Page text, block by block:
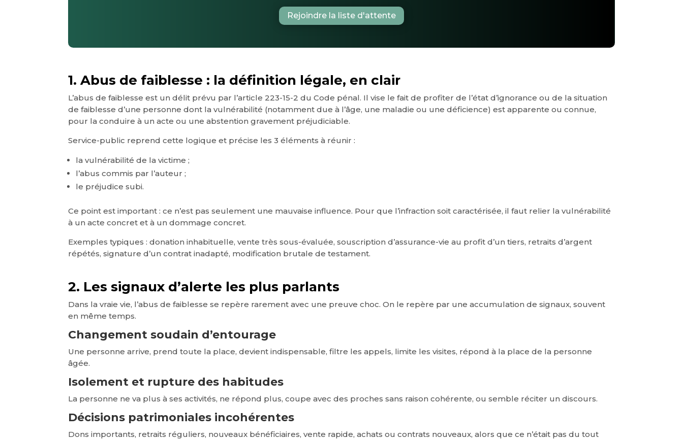
Rejoindre la liste d'attente
1. Abus de faiblesse : la définition légale, en clair
L’abus de faiblesse est un délit prévu par l’article 223-15-2 du Code pénal. Il vise le fait de profiter de l’état d’ignorance ou de la situation
de faiblesse d’une personne dont la vulnérabilité (notamment due à l’âge, une maladie ou une déficience) est apparente ou connue,
pour la conduire à un acte ou une abstention gravement préjudiciable.
Service-public reprend cette logique et précise les 3 éléments à réunir :
la vulnérabilité de la victime ;
l’abus commis par l’auteur ;
le préjudice subi.
Ce point est important : ce n’est pas seulement une mauvaise influence. Pour que l’infraction soit caractérisée, il faut relier la vulnérabilité
à un acte concret et à un dommage concret.
Exemples typiques : donation inhabituelle, vente très sous-évaluée, souscription d’assurance-vie au profit d’un tiers, retraits d’argent
répétés, signature d’un contrat inadapté, modification brutale de testament.
2. Les signaux d’alerte les plus parlants
Dans la vraie vie, l’abus de faiblesse se repère rarement avec une preuve choc. On le repère par une accumulation de signaux, souvent
en même temps.
Changement soudain d’entourage
Une personne arrive, prend toute la place, devient indispensable, filtre les appels, limite les visites, répond à la place de la personne
âgée.
Isolement et rupture des habitudes
La personne ne va plus à ses activités, ne répond plus, coupe avec des proches sans raison cohérente, ou semble réciter un discours.
Décisions patrimoniales incohérentes
Dons importants, retraits réguliers, nouveaux bénéficiaires, vente rapide, achats ou contrats nouveaux, alors que ce n’était pas du tout